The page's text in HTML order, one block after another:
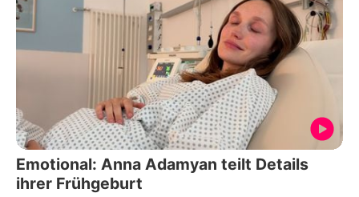
Emotional: Anna Adamyan teilt Details
ihrer Frühgeburt